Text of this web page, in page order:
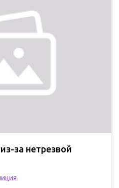
за нетрезвой